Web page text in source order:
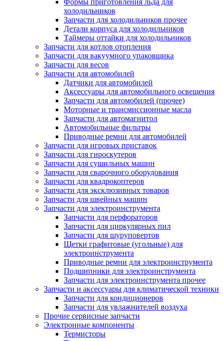
Формы приготовления льда для
холодильников
Запчасти для холодильников прочее
Детали корпуса для холодильников
Таймеры оттайки для холодильников
Запчасти для котлов отопления
Запчасти для вакуумного упаковщика
Запчасти для весов
Запчасти для автомобилей
Датчики для автомобилей
Аксессуары для автомобильного освещения
Запчасти для автомобилей (прочее)
Моторные и трансмиссионные масла
Запчасти для автомагнитол
Автомобильные фильтры
Приводные ремни для автомобилей
Запчасти для игровых приставок
Запчасти для гироскутеров
Запчасти для сушильных машин
Запчасти для сварочного оборудования
Запчасти для квадрокоптеров
Запчасти для эксклюзивных товаров
Запчасти для швейных машин
Запчасти для электроинструмента
Запчасти для перфораторов
Запчасти для циркулярных пил
Запчасти для шуруповертов
Щетки графитовые (угольные) для
электроинструмента
Приводные ремни для электроинструмента
Подшипники для электроинструмента
Запчасти для электроинструмента прочее
Запчасти и аксессуары для климатической техники
Запчасти для кондиционеров
Запчасти для увлажнителей воздуха
Прочие сервисные запчасти
Электронные компоненты
Термисторы